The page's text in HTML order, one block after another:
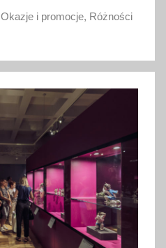
Okazje i promocje, Różności